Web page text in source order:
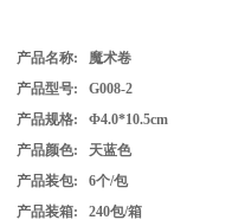
产品名称: 魔术卷
产品型号: G008-2
产品规格: Φ4.0*10.5cm
产品颜色: 天蓝色
产品装包: 6个/包
产品装箱: 240包/箱